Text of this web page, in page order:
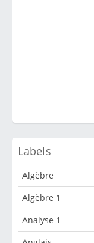
Labels
Algèbre
Algèbre 1
Analyse 1